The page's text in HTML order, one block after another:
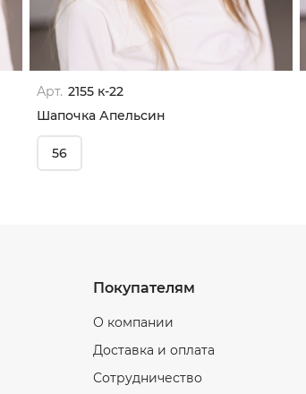
Арт. 2155 к-22
Шапочка Апельсин
56
Покупателям
О компании
Доставка и оплата
Сотрудничество